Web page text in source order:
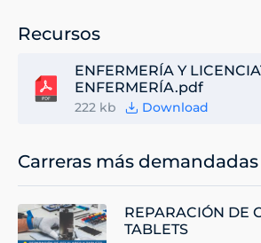
Recursos
ENFERMERÍA Y
ENFERMERÍA.pdf
222 kb Download
Carreras más demandadas
REPARACIÓN DE
TABLETS